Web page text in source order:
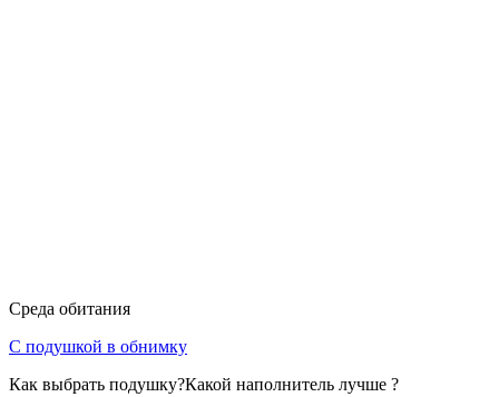
Среда обитания
С подушкой в обнимку
Как выбрать подушку?Какой наполнитель лучше ?